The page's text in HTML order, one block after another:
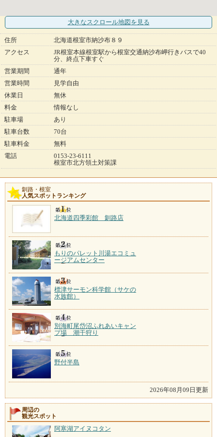
大きなスクロール地図 を見る
住所
北海道根室市納沙布８９
アクセス
JR根室本線根室駅から根室交通納沙布岬行きバスで40
分、終点下車すぐ
営業期間
通年
営業時間
見学自由
休業日
無休
料金
情報なし
駐車場
あり
駐車台数
70台
駐車料金
無料
電話
0153-23-6111
根室市北方領土対策課
釧路・根室
人気スポットランキング
北海道四季彩館 釧路店
もりのパレット川湯エコミュ
ージアムセンター
標津サーモン科学館（サケの
水族館）
別海町尾岱沼ふれあいキャン
プ場 潮干狩り
野付半島
2026年08月09日更新
周辺の
観光スポット
阿寒湖アイヌコタン